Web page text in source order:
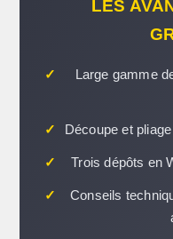
LES
✓
Large gamme
✓ Découpe et
✓ Trois dépôts en
✓
Conseils